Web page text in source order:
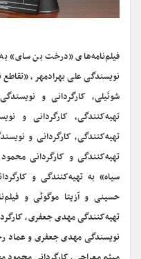
فیلم‌نامه‌های «درخت بن سای» به
نویسندگی علی بهرادمهر،
شوئیلی، کارگردانی و
تهیه‌کنندگی، کارگردانی و
تهیه‌کنندگی، کارگردانی و
تهیه‌کنندگی و کارگردانی
سیاه» به تهیه‌کنندگی و
حسینی و آزیتا موگوئی و
تهیه‌کنندگی مهدی جعفری،
نویسندگی مهدی جعفری و عماد